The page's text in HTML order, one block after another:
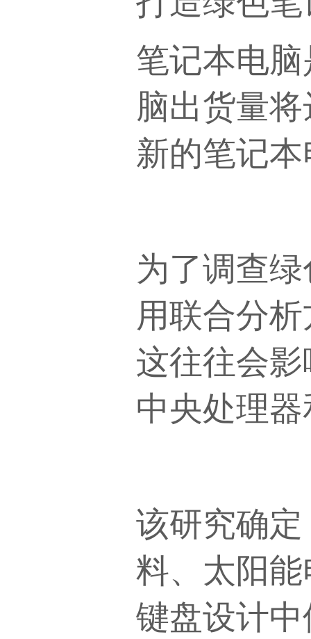
笔记本电
脑出货量
新的笔记
为了调查
用联合分
这往往会
中央处理
该研究确
料、太阳
键盘设计